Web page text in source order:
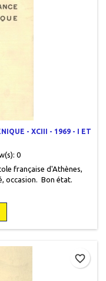
- XCIII - 1969 - I ET
0
française d'Athènes,
occasion. Bon état.
Les deux volumes
favorite_border